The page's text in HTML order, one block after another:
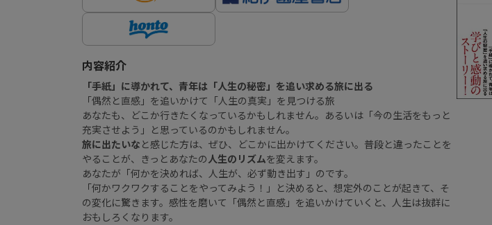
内容紹介
「手紙」に導かれて、青年は「人生の秘密」を追い求める旅に出る
「偶然と直感」を追いかけて「人生の真実」を見つける旅
あなたも、どこか行きたくなっているかもしれません。あるいは「今の生活をもっと
充実させよう」と思っているのかもしれません。
旅に出たいな と感じた方は、ぜひ、どこかに出かけてください。普段と違ったことを
やることが、きっとあなたの人生のリズムを変えます。
あなたが「何かを決めれば、人生が、必ず動き出す」のです。
「何かワクワクすることをやってみよう！」と決めると、想定外のことが起きて、そ
の変化に驚きます。感性を磨いて「偶然と直感」を追いかけていくと、人生は抜群に
おもしろくなります。